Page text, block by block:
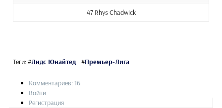
47 Rhys Chadwick
Теги:#Лидс Юнайтед #Премьер-Лига
Комментариев: 16
Войти
Регистрация